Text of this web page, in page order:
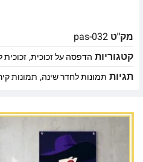
מק"טpas-032
קטגוריות הדפסה על זכוכית,
תגיות תמונות לחדר שינה, תמונות